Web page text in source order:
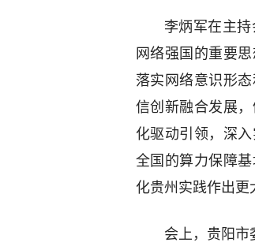
李炳军在主
网络强国的重要
落实网络意识形
信创新融合发展
化驱动引领，深
全国的算力保障
化贵州实践作出更
会上，贵阳市